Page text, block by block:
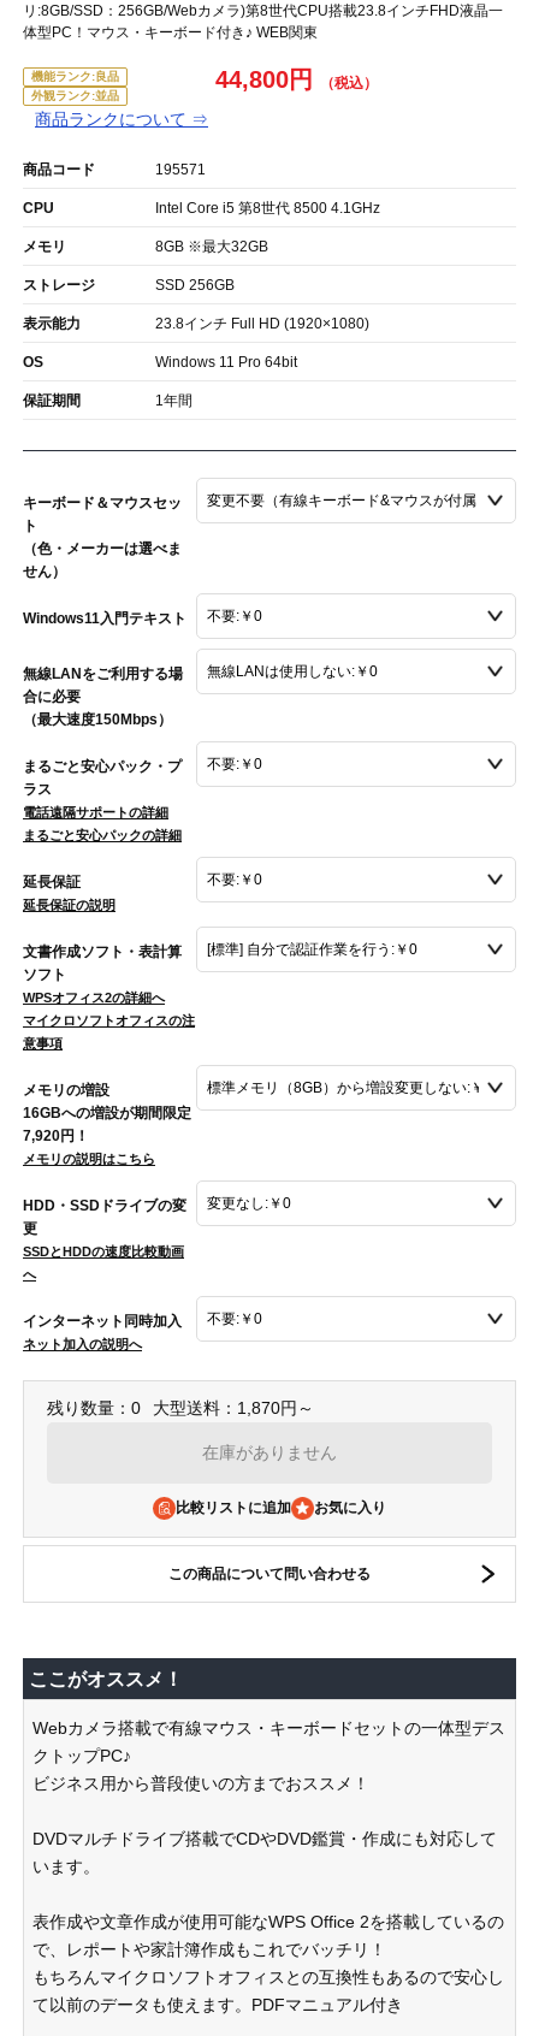
リ:8GB/SSD：256GB/Webカメラ)第8世代CPU搭載23.8インチFHD液晶一
体型PC！マウス・キーボード付き♪ WEB関東
機能ランク:良品
外観ランク:並品
商品ランクについて ⇒
44,800円
商品コード 195571
CPU Intel Core i5 第8世代 8500 4.1GHz
メモリ 8GB ※最大32GB
ストレージ SSD 256GB
表示能力 23.8インチ Full HD (1920×1080)
OS Windows 11 Pro 64bit
保証期間 1年間
キーボード＆マウスセッ
ト
（色・メーカーは選べま
せん）
Windows11入門テキスト
無線LANをご利用する場
合に必要
（最大速度150Mbps）
まるごと安心パック・プ
ラス
電話遠隔サポートの詳細
まるごと安心パックの詳細
延長保証
延長保証の説明
文書作成ソフト・表計算
ソフト
WPSオフィス2の詳細へ
マイクロソフトオフィスの注
意事項
メモリの増設
16GBへの増設が期間限定
7,920円！
メモリの説明はこちら
HDD・SSDドライブの変
更
SSDとHDDの速度比較動画
へ
インターネット同時加入
ネット加入の説明へ
残り数量：0 大型送料：1,870円～
在庫がありません
比較リストに追加
この商品について問い合わせる
ここがオススメ！
Webカメラ搭載で有線マウス・キーボードセットの一体型デス
クトップPC♪
ビジネス用から普段使いの方までおススメ！
DVDマルチドライブ搭載でCDやDVD鑑賞・作成にも対応して
います。
表作成や文章作成が使用可能なWPS Office 2を搭載しているの
で、レポートや家計簿作成もこれでバッチリ！
もちろんマイクロソフトオフィスとの互換性もあるので安心し
て以前のデータも使えます。PDFマニュアル付き